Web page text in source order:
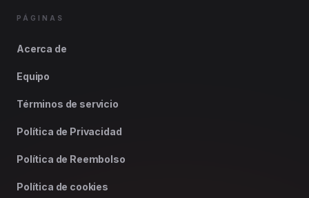
PÁGINAS
Acerca de
Equipo
Términos de servicio
Política de Privacidad
Política de Reembolso
Política de cookies